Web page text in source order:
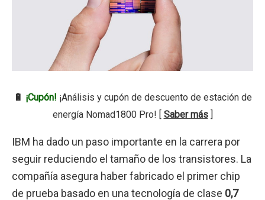
🔋 ¡Cupón! ¡Análisis y cupón de descuento de estación de
energía Nomad1800 Pro! [ Saber más]
IBM ha dado un paso importante en la carrera por
seguir reduciendo el tamaño de los transistores. La
compañía asegura haber fabricado el primer chip
de prueba basado en una tecnología de clase 0,7